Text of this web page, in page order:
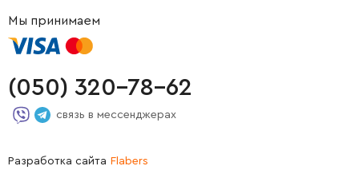
Мы принимаем
(050) 320-78-62
связь в мессенджерах
Разработка сайта Flabers